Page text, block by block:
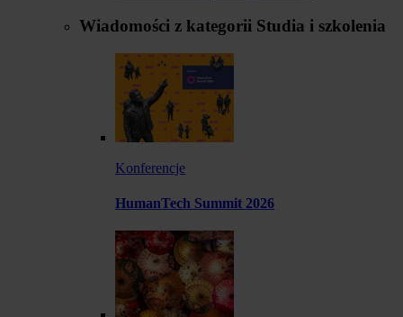
Wiadomości z kategorii Studia i szkolenia
Konferencje
HumanTech Summit 2026